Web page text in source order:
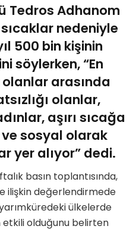
Tedros Adhanom
nedeniyle
500 bin kişinin
söylerken, “En
arasında
olanlar,
aşırı sıcağa
sosyal olarak
yer alıyor” dedi.
basın toplantısında,
ilişkin değerlendirmede
ülkelerde
etkili olduğunu belirten